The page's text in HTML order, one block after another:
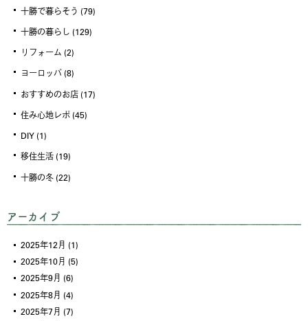
十勝で暮らそう (79)
十勝の暮らし (129)
リフォーム (2)
ヨーロッパ (8)
おすすめのお店 (17)
住み心地レポ (45)
DIY (1)
移住生活 (19)
十勝の冬 (22)
アーカイブ
2025年12月 (1)
2025年10月 (5)
2025年9月 (6)
2025年8月 (4)
2025年7月 (7)